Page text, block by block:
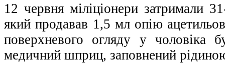
12 червня міліціонери затримали
який продавав 1,5 мл опію
поверхневого огляду у чоловіка
медичний шприц, заповнений